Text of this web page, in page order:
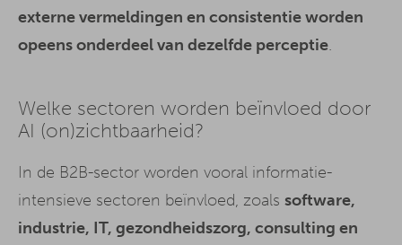
externe vermeldingen en consistentie worden
opeens onderdeel van dezelfde perceptie.
Welke sectoren worden beïnvloed door
AI (on)zichtbaarheid?
In de B2B-sector worden vooral informatie-
intensieve sectoren beïnvloed, zoals software,
industrie, IT, gezondheidszorg, consulting en